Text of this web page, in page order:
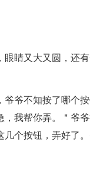
睛又大又圆，还
爷不知按了哪个
我帮你弄。＂爷
个按钮，弄好了